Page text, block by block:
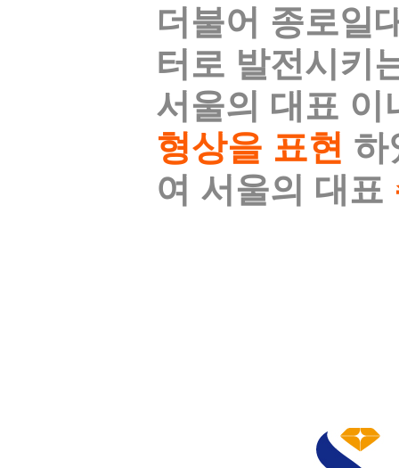
더불어 종로일
터로 발전시키
서울의 대표
형상을 표현 하
여 서울의 대표